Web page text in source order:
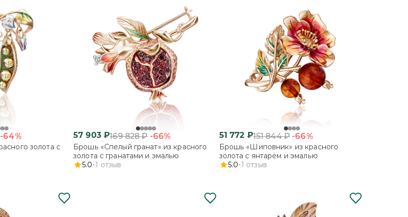
-64% 57 903₽169 828₽ -66%
Брошь «Спелый гранат» из красного
золота с гранатами и эмалью
5.0 1 отзыв
51 772 ₽151 844₽ -66%
Брошь «Шиповник» из красного
золота с янтарём и эмалью
5.0 1 отзыв